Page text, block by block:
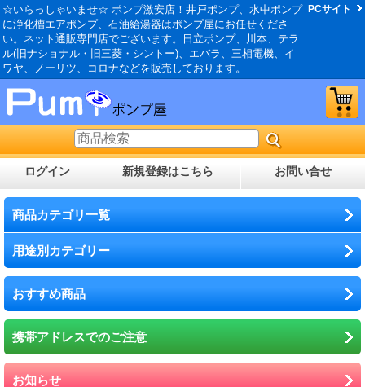
☆いらっしゃいませ☆ ポンプ激安店！井戸ポンプ、水中ポンプ
に浄化槽エアポンプ、石油給湯器はポンプ屋にお任せくださ
い。ネット通販専門店でございます。日立ポンプ、川本、テラ
ル(旧ナショナル・旧三菱・シントー)、エバラ、三相電機、イ
ワヤ、ノーリツ、コロナなどを販売しております。
PCサイト
ログイン 新規登録はこちら お問い合せ
商品カテゴリ一覧
用途別カテゴリー
おすすめ商品
携帯アドレスでのご注意
お知らせ